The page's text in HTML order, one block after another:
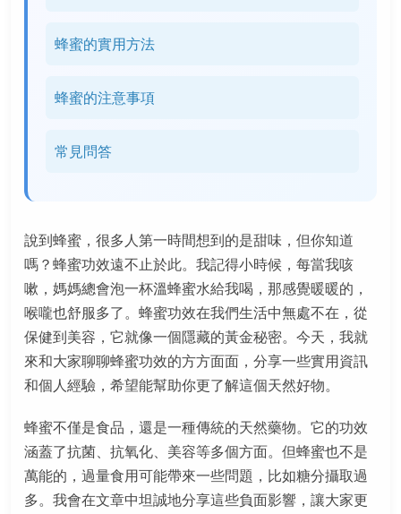
蜂蜜的實用方法
蜂蜜的注意事項
常見問答
說到蜂蜜，很多人第一時間想到的是甜味，但你知道
嗎？蜂蜜功效遠不止於此。我記得小時候，每當我咳
嗽，媽媽總會泡一杯溫蜂蜜水給我喝，那感覺暖暖的，
喉嚨也舒服多了。蜂蜜功效在我們生活中無處不在，從
保健到美容，它就像一個隱藏的黃金秘密。今天，我就
來和大家聊聊蜂蜜功效的方方面面，分享一些實用資訊
和個人經驗，希望能幫助你更了解這個天然好物。
蜂蜜不僅是食品，還是一種傳統的天然藥物。它的功效
涵蓋了抗菌、抗氧化、美容等多個方面。但蜂蜜也不是
萬能的，過量食用可能帶來一些問題，比如糖分攝取過
多。我會在文章中坦誠地分享這些負面影響，讓大家更